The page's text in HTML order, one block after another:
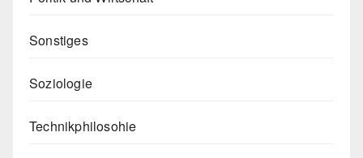
Sonstiges
Soziologie
Technikphilosohie